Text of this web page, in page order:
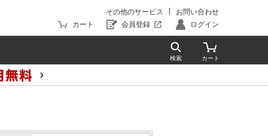
その他のサービス
お問い合わせ
カート
会員登録 ログイン